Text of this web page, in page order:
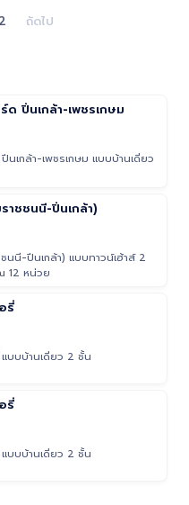
ภิเษก (30-40 นาที) เชื่อมต่อโซน
สำคัญใกล้เคียง • กฟภ. ดอนตูม
กับใคร? ผู้ประกอบการ
ระจายสินค้า, หรือนักลงทุนที่
2 ถัดไป
ด ปิ่นเกล้า-เพชรเกษม
เกล้า-เพชรเกษม แบบบ้านเดี่ยว
ชชนนี-ปิ่นเกล้า)
นี-ปิ่นเกล้า) แบบทาวน์เฮ้าส์ 2
12 หน่วย
รี่
บบบ้านเดี่ยว 2 ชั้น
รี่
บบบ้านเดี่ยว 2 ชั้น